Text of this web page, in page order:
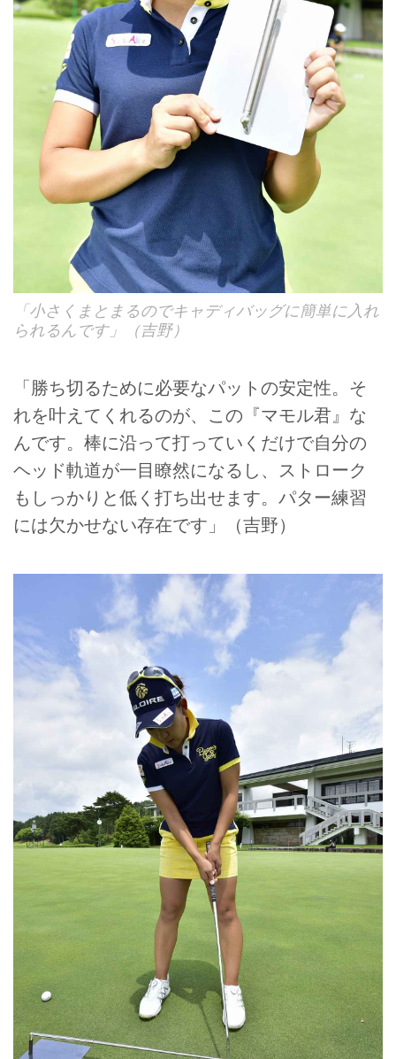
「小さくまとまるのでキャディバッグに簡単に入れ
られるんです」（吉野）
「勝ち切るために必要なパットの安定性。そ
れを叶えてくれるのが、この『マモル君』な
んです。棒に沿って打っていくだけで自分の
ヘッド軌道が一目瞭然になるし、ストローク
もしっかりと低く打ち出せます。パター練習
には欠かせない存在です」（吉野）